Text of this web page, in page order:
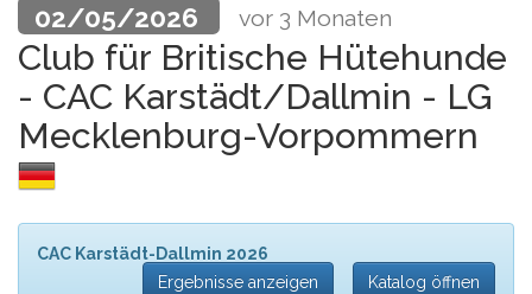
02/05/2026 vor 3 Monaten
Club für Britische Hütehunde
- CAC Karstädt/Dallmin - LG
Mecklenburg-Vorpommern
CAC Karstädt-Dallmin 2026
Ergebnisse anzeigen
Katalog öffnen